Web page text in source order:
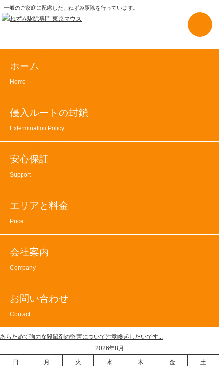
一般のご家庭に配慮した、ねずみ駆除を行っています。
ホーム
Home
侵入ルートの封鎖
Extermination Policy
安心保証
Support
エリアと料金
Price
会社案内
Company
お問い合わせ
Contact
お知らせ
あまり長くないかもしれませんが…
2025年9月29日
お知らせ
お知らせ,秋のねずみ駆除
info@tokyomouse.com
夏が長い今ですから、少しでも駆除作業がしやすい秋を楽しみましょう
前のページへ
2025年9月22日
2024年4月1日
春ですね。暖かいです。
1日7件、ネズミの問い合わせ、がある時も
あらためて強力な殺鼠剤の弊害について注意喚起したいです...
2026年8月
日
月 火 水 木 金 土